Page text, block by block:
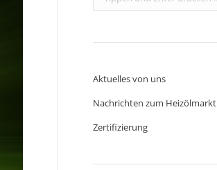
Aktuelles von uns
Nachrichten zum Heizölmarkt
Zertifizierung